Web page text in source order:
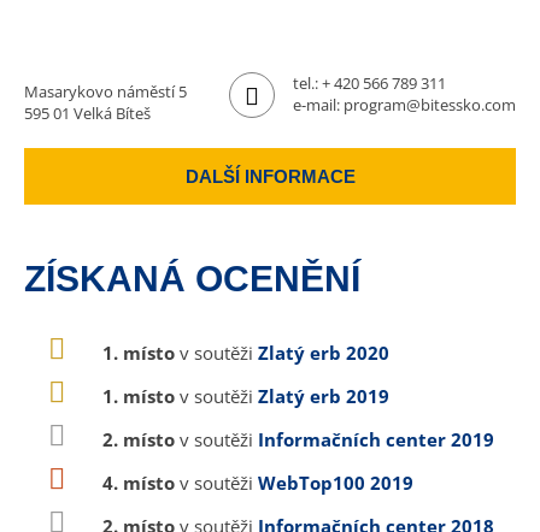
Masarykovo náměstí 5
595 01 Velká Bíteš
tel.:+ 420 566 789 311
e-mail: program@bitessko.com
DALŠÍ INFORMACE
ZÍSKANÁ OCENĚNÍ
1. místo v soutěži Zlatý erb 2020
1. místo v soutěži Zlatý erb 2019
2. místo v soutěži Informačních center 2019
4. místo v soutěži WebTop100 2019
2. místo v soutěži Informačních center 2018